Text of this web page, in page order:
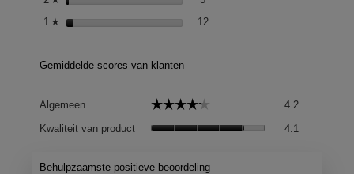
1 ☆ sterren 1212 reviews met 1 ster.
Selecteer om op reviews met
Gemiddelde scores van klanten
Algemeen ☆☆☆☆☆
☆☆☆☆☆ 4.2
Kwaliteit van product 4.1
Behulpzaamste positieve beoordeling